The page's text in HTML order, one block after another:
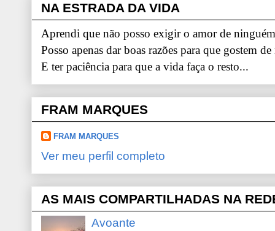
NA ESTRADA DA VIDA
Aprendi que não posso exigir o amor de
Posso apenas dar boas razões para que gostem
E ter paciência para que a vida faça o resto...
FRAM MARQUES
FRAM MARQUES
Ver meu perfil completo
AS MAIS COMPARTILHADAS NA
Avoante